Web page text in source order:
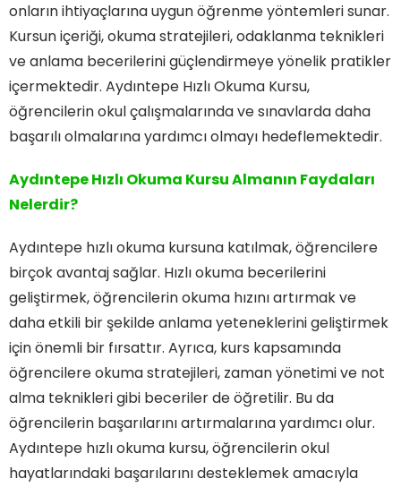
onların ihtiyaçlarına uygun öğrenme yöntemleri sunar.
Kursun içeriği, okuma stratejileri, odaklanma teknikleri
ve anlama becerilerini güçlendirmeye yönelik pratikler
içermektedir. Aydıntepe Hızlı Okuma Kursu,
öğrencilerin okul çalışmalarında ve sınavlarda daha
başarılı olmalarına yardımcı olmayı hedeflemektedir.
Aydıntepe Hızlı Okuma Kursu Almanın Faydaları
Nelerdir?
Aydıntepe hızlı okuma kursuna katılmak, öğrencilere
birçok avantaj sağlar. Hızlı okuma becerilerini
geliştirmek, öğrencilerin okuma hızını artırmak ve
daha etkili bir şekilde anlama yeteneklerini geliştirmek
için önemli bir fırsattır. Ayrıca, kurs kapsamında
öğrencilere okuma stratejileri, zaman yönetimi ve not
alma teknikleri gibi beceriler de öğretilir. Bu da
öğrencilerin başarılarını artırmalarına yardımcı olur.
Aydıntepe hızlı okuma kursu, öğrencilerin okul
hayatlarındaki başarılarını desteklemek amacıyla